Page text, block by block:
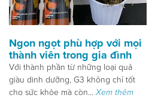
Ngon ngọt phù hợp với mọi
thành viên trong gia đình
Với thành phần từ những loại quả
giàu dinh dưỡng, G3 không chỉ tốt
cho sức khỏe mà còn...Xem thêm